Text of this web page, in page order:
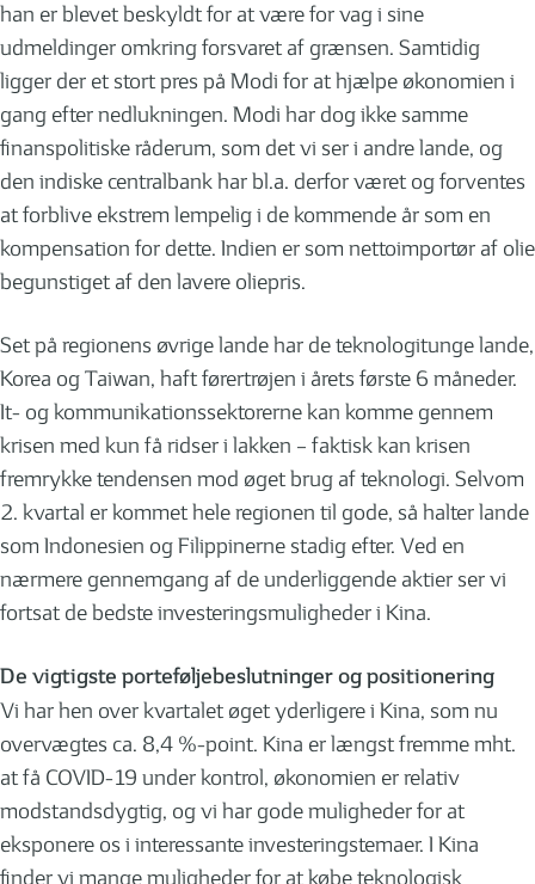
han er blevet beskyldt for at være for vag i sine
udmeldinger omkring forsvaret af grænsen. Samtidig
ligger der et stort pres på Modi for at hjælpe økonomien i
gang efter nedlukningen. Modi har dog ikke samme
finanspolitiske råderum, som det vi ser i andre lande, og
den indiske centralbank har bl.a. derfor været og forventes
at forblive ekstrem lempelig i de kommende år som en
kompensation for dette. Indien er som nettoimportør af olie
begunstiget af den lavere oliepris.
Set på regionens øvrige lande har de teknologitunge lande,
Korea og Taiwan, haft førertrøjen i årets første 6 måneder.
It- og kommunikationssektorerne kan komme gennem
krisen med kun få ridser i lakken – faktisk kan krisen
fremrykke tendensen mod øget brug af teknologi. Selvom
2. kvartal er kommet hele regionen til gode, så halter lande
som Indonesien og Filippinerne stadig efter. Ved en
nærmere gennemgang af de underliggende aktier ser vi
fortsat de bedste investeringsmuligheder i Kina.
De vigtigste porteføljebeslutninger og positionering
Vi har hen over kvartalet øget yderligere i Kina, som nu
overvægtes ca. 8,4 %-point. Kina er længst fremme mht.
at få COVID-19 under kontrol, økonomien er relativ
modstandsdygtig, og vi har gode muligheder for at
eksponere os i interessante investeringstemaer. I Kina
finder vi mange muligheder for at købe teknologisk